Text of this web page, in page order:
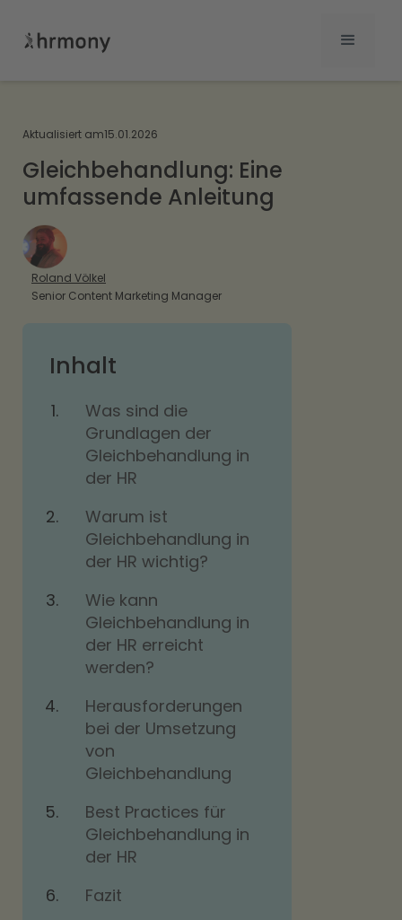
Aktualisiert am15.01.2026
Gleichbehandlung: Eine
umfassende Anleitung
Roland Völkel
Senior Content Marketing Manager
Inhalt
Was sind die
Grundlagen der
Gleichbehandlung in
der HR
Warum ist
Gleichbehandlung in
der HR wichtig?
Wie kann
Gleichbehandlung in
der HR erreicht
werden?
Herausforderungen
bei der Umsetzung
von
Gleichbehandlung
Best Practices für
Gleichbehandlung in
der HR
Fazit